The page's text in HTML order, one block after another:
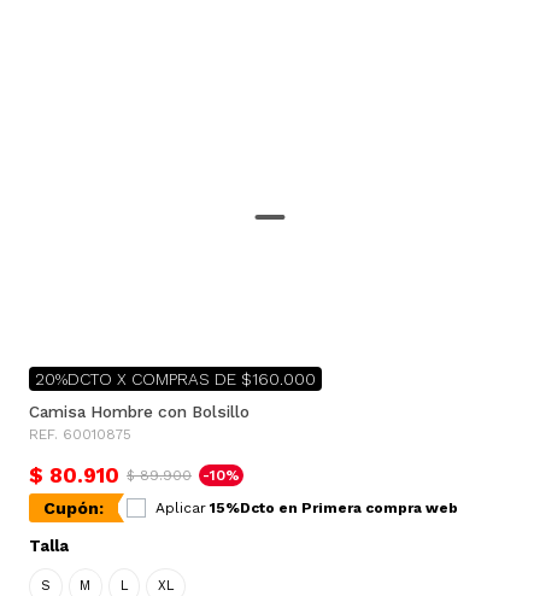
20%DCTO X COMPRAS DE $160.000
Camisa Hombre con Bolsillo
REF. 60010875
$ 80.910 $ 89.900 -10%
Cupón: Aplicar 15%Dcto en Primera compra web
Talla
S M L XL